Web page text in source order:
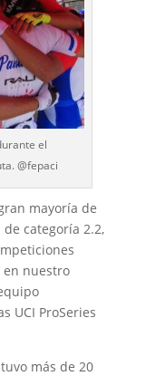
el
@fepaci
mayoría de
categoría 2.2,
en nuestro
UCI ProSeries
más de 20